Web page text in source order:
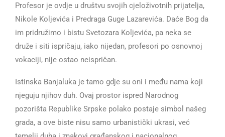
Profesor je ovdje u društvu svojih cjeloživotnih prijatelja,
Nikole Koljevića i Predraga Guge Lazarevića. Daće Bog da
im pridružimo i bistu Svetozara Koljevića, pa neka se
druže i siti ispričaju, iako nijedan, profesori po osnovnoj
vokaciji, nije ostao neispričan.
Istinska Banjaluka je tamo gdje su oni i među nama koji
njeguju njihov duh. Ovaj prostor ispred Narodnog
pozorišta Republike Srpske polako postaje simbol našeg
grada, a ove biste nisu samo urbanistički ukrasi, već